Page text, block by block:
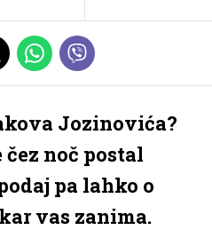
Jozinovića?
noč postal
pa lahko o
vas zanima.